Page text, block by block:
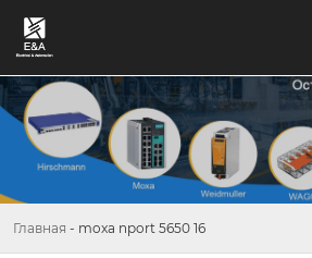
Главная - moxa nport 5650 16